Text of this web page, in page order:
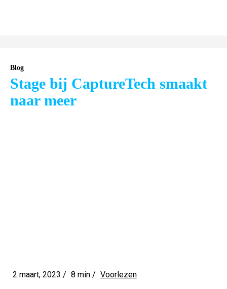
Blog
Stage bij CaptureTech smaakt
naar meer
2 maart, 2023 / 8 min / Voorlezen